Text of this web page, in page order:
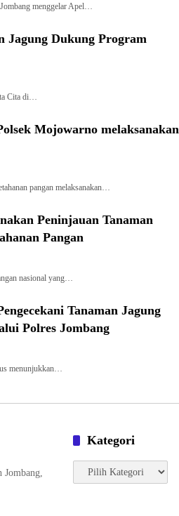
menggelar Apel…
Jagung Dukung Program
Cita di…
Mojowarno melaksanakan
pangan melaksanakan…
Peninjauan Tanaman
Pangan
nasional yang…
Tanaman Jagung
Polres Jombang
menunjukkan…
Kategori
Kategori